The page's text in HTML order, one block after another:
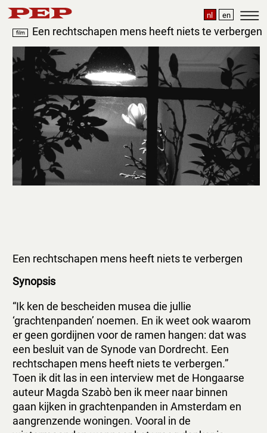
en
nl
film Een rechtschapen mens heeft niets te verbergen
Een rechtschapen mens heeft niets te verbergen
Synopsis
“Ik ken de bescheiden musea die jullie
‘grachtenpanden’ noemen. En ik weet ook waarom
er geen gordijnen voor de ramen hangen: dat was
een besluit van de Synode van Dordrecht. Een
rechtschapen mens heeft niets te verbergen.”
Toen ik dit las in een interview met de Hongaarse
auteur Magda Szabò ben ik meer naar binnen
gaan kijken in grachtenpanden in Amsterdam en
aangrenzende woningen. Vooral in de